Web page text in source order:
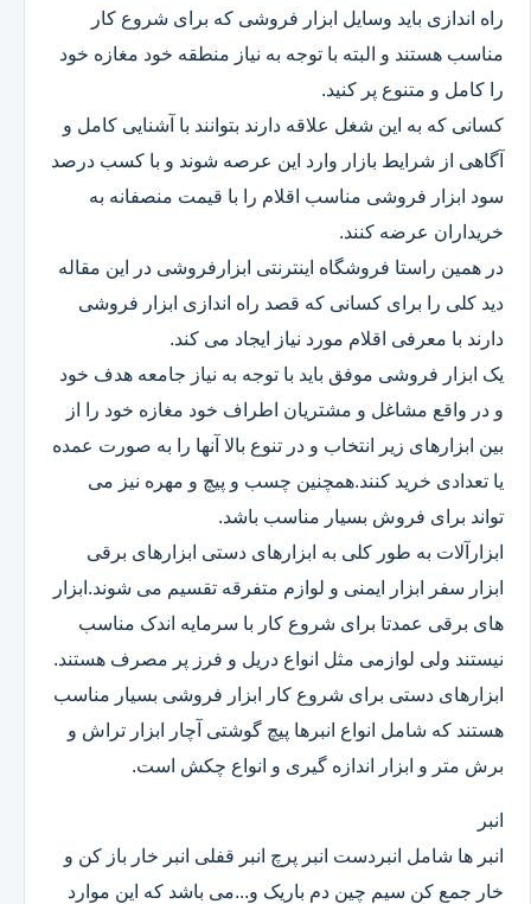
راه اندازی باید وسایل ابزار فروشی که برای شروع کار
مناسب هستند و البته با توجه به نیاز منطقه خود مغازه خود
را کامل و متنوع پر کنید.
کسانی که به این شغل علاقه دارند بتوانند با آشنایی کامل و
آگاهی از شرایط بازار وارد این عرصه شوند و با کسب درصد
سود ابزار فروشی مناسب اقلام را با قیمت منصفانه به
خریداران عرضه کنند.
در همین راستا فروشگاه اینترنتی ابزارفروشی در این مقاله
دید کلی را برای کسانی که قصد راه اندازی ابزار فروشی
دارند با معرفی اقلام مورد نیاز ایجاد می کند.
یک ابزار فروشی موفق باید با توجه به نیاز جامعه هدف خود
و در واقع مشاغل و مشتریان اطراف خود مغازه خود را از
بین ابزارهای زیر انتخاب و در تنوع بالا آنها را به صورت عمده
یا تعدادی خرید کنند.همچنین چسب و پیچ و مهره نیز می
تواند برای فروش بسیار مناسب باشد.
ابزارآلات به طور کلی به ابزارهای دستی ابزارهای برقی
ابزار سفر ابزار ایمنی و لوازم متفرقه تقسیم می شوند.ابزار
های برقی عمدتا برای شروع کار با سرمایه اندک مناسب
نیستند ولی لوازمی مثل انواع دریل و فرز پر مصرف هستند.
ابزارهای دستی برای شروع کار ابزار فروشی بسیار مناسب
هستند که شامل انواع انبرها پیچ گوشتی آچار ابزار تراش و
برش متر و ابزار اندازه گیری و انواع چکش است.
انبر
انبر ها شامل انبردست انبر پرچ انبر قفلی انبر خار باز کن و
خار جمع کن سیم چین دم باریک و...می باشد که این موارد